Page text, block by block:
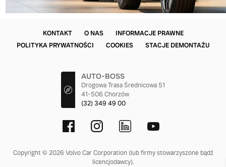
KONTAKT O NAS
INFORMACJE PRAWNE
POLITYKA PRYWATNOŚCI
COOKIES STACJE DEMONTAŻU
AUTO-BOSS
Drogowa Trasa Średnicowa 51
41-506 Chorzów
(32) 349 49 00
Copyright © 2026 Volvo Car Corporation (lub firmy stowarzyszone bądź
licencjodawcy).